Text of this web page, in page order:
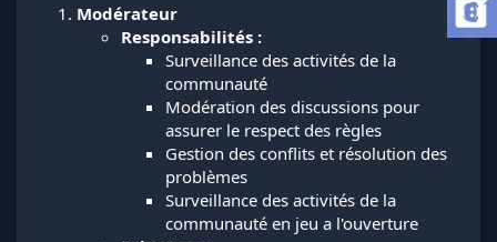
Modérateur
Responsabilités :
Surveillance des activités de la
communauté
Modération des discussions pour
assurer le respect des règles
Gestion des conflits et résolution des
problèmes
Surveillance des activités de la
communauté en jeu a l'ouverture